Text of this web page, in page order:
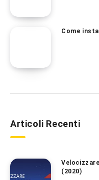
Come
Articoli Recenti
(2020)